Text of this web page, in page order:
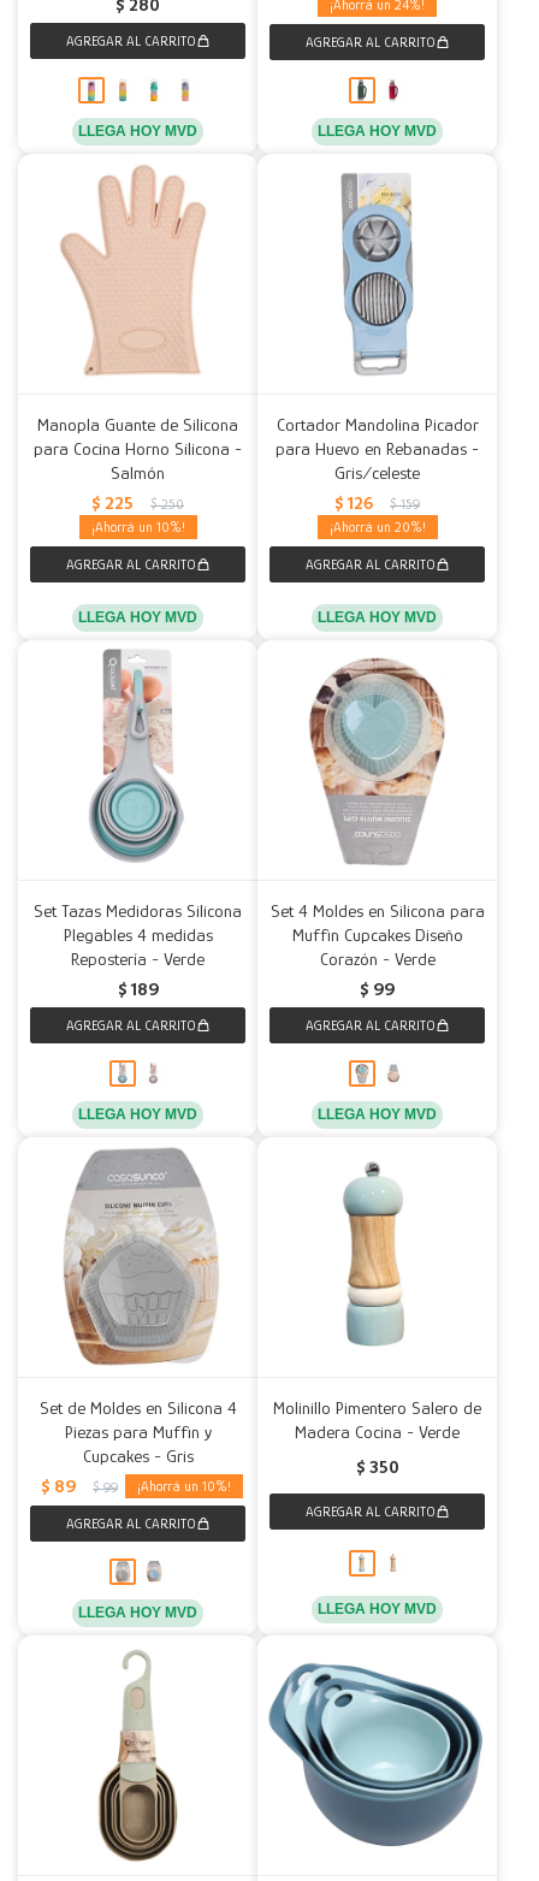
$ 280
LLEGA HOY MVD
24
LLEGA HOY MVD
Manopla Guante de Silicona
para Cocina Horno Silicona -
Salmón
$ 225 $ 250
10
LLEGA HOY MVD
Cortador Mandolina Picador
para Huevo en Rebanadas -
Gris/celeste
$ 126 $ 159
20
LLEGA HOY MVD
Set Tazas Medidoras Silicona
Plegables 4 medidas
Repostería - Verde
$ 189
LLEGA HOY MVD
Set 4 Moldes en Silicona para
Muffin Cupcakes Diseño
Corazón - Verde
$ 99
LLEGA HOY MVD
Set de Moldes en Silicona 4
Piezas para Muffin y
Cupcakes - Gris
$ 89 $ 99 10
LLEGA HOY MVD
Molinillo Pimentero Salero de
Madera Cocina - Verde
$ 350
LLEGA HOY MVD